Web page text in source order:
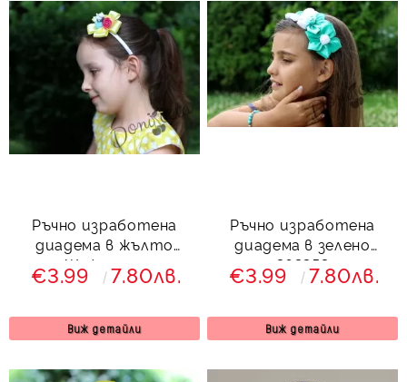
Ръчно изработена
диадема в жълто
Жужулина
€3.99 7.80лв.
Виж детайли
Ръчно изработена
диадема в зелено
363353
€3.99 7.80лв.
Виж детайли